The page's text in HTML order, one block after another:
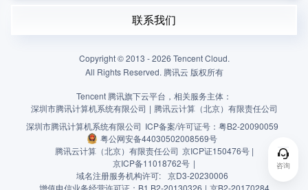
咨询
联系我们
Copyright © 2013 -2026 Tencent Cloud.
All Rights Reserved. 腾讯云 版权所有
Tencent 腾讯旗下云平台，相关服务主体：
深圳市腾讯计算机系统有限公司 | 腾讯云计算（北京）有限责任公司
深圳市腾讯计算机系统有限公司 ICP备案/许可证号： 粤B2-20090059
粤公网安备44030502008569号
腾讯云计算（北京）有限责任公司 京ICP证150476号 |
京ICP备11018762号 |
域名注册服务机构许可: 京D3-20230006
增值电信业务经营许可证：B1.B2-20130326 | 京B2-20170284